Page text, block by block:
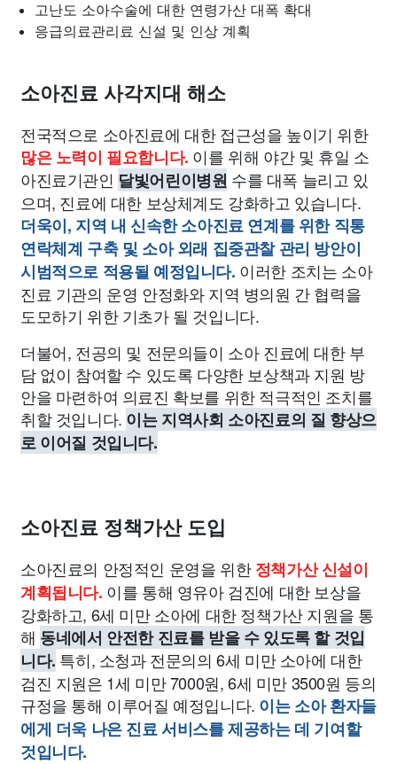
고난도 소아수술에 대한 연령가산 대폭 확대
응급의료관리료 신설 및 인상 계획
소아진료 사각지대 해소
전국적으로 소아진료에 대한 접근성을 높이기 위한
많은 노력이 필요합니다. 이를 위해 야간 및 휴일 소
아진료기관인 달빛어린이병원 수를 대폭 늘리고 있
으며, 진료에 대한 보상체계도 강화하고 있습니다.
더욱이, 지역 내 신속한 소아진료 연계를 위한 직통
연락체계 구축 및 소아 외래 집중관찰 관리 방안이
시범적으로 적용될 예정입니다. 이러한 조치는 소아
진료 기관의 운영 안정화와 지역 병의원 간 협력을
도모하기 위한 기초가 될 것입니다.
더불어, 전공의 및 전문의들이 소아 진료에 대한 부
담 없이 참여할 수 있도록 다양한 보상책과 지원 방
안을 마련하여 의료진 확보를 위한 적극적인 조치를
취할 것입니다. 이는 지역사회 소아진료의 질 향상으
로 이어질 것입니다.
소아진료 정책가산 도입
소아진료의 안정적인 운영을 위한정책가산 신설이
계획됩니다. 이를 통해 영유아 검진에 대한 보상을
강화하고, 6세 미만 소아에 대한 정책가산 지원을 통
해 동네에서 안전한 진료를 받을 수 있도록 할 것입
니다. 특히, 소청과 전문의의 6세 미만 소아에 대한
검진 지원은 1세 미만 7000원, 6세 미만 3500원 등의
규정을 통해 이루어질 예정입니다. 이는 소아 환자들
에게 더욱 나은 진료 서비스를 제공하는 데 기여할
것입니다.